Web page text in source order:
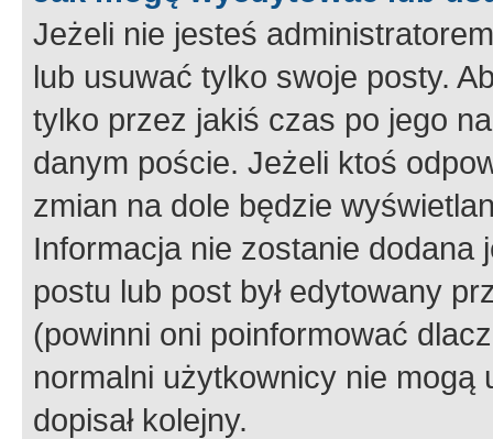
Jeżeli nie jesteś
lub usuwać tylko swoje posty.
tylko przez jakiś czas po jego
danym poście. Jeżeli ktoś
zmian na dole będzie
Informacja nie zostanie dodana
postu lub post był edytowany
(powinni oni poinformować
normalni użytkownicy nie
dopisał kolejny.